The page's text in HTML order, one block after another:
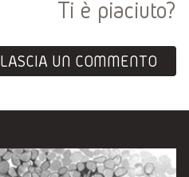
Ti è piaciuto?
LASCIA UN COMMENTO